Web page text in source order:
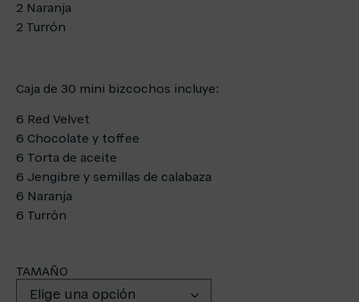
2 Naranja
2 Turrón
Caja de 30 mini bizcochos incluye:
6 Red Velvet
6 Chocolate y toffee
6 Torta de aceite
6 Jengibre y semillas de calabaza
6 Naranja
6 Turrón
TAMAÑO